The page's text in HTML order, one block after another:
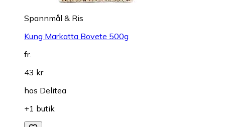
Spannmål & Ris
Kung Markatta Bovete 500g
fr.
43 kr
hos Delitea
+1 butik